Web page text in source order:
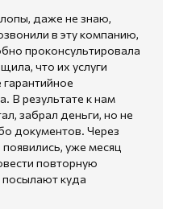
даже не знаю,
в эту компанию,
проконсультировала
что их услуги
В результате к нам
забрал деньги, но не
документов. Через
уже месяц
повторную
куда